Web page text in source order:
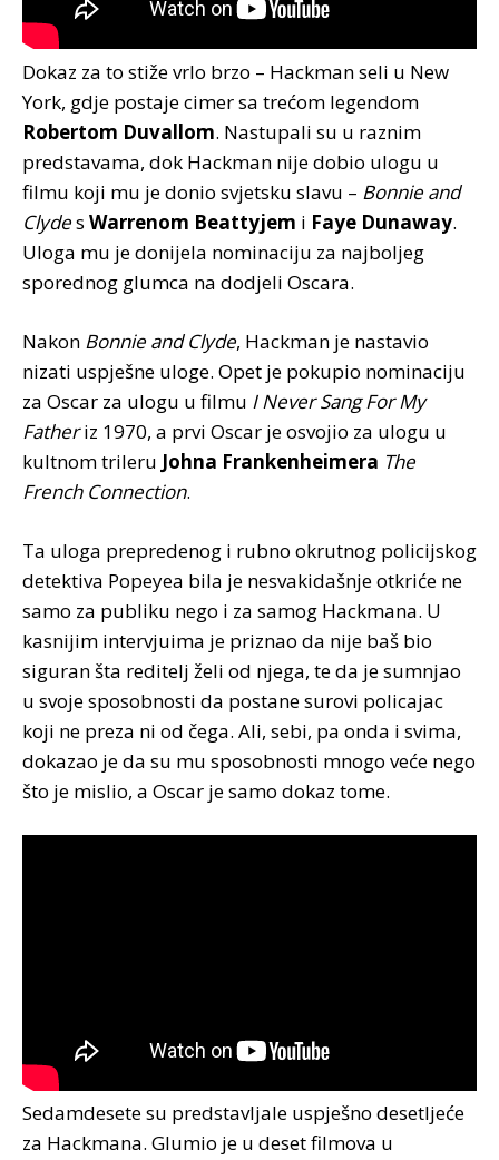
Dokaz za to stiže vrlo brzo – Hackman seli u New
York, gdje postaje cimer sa trećom legendom
Robertom Duvallom. Nastupali su u raznim
predstavama, dok Hackman nije dobio ulogu u
filmu koji mu je donio svjetsku slavu – Bonnie and
Clydes Warrenom Beattyjem i Faye Dunaway.
Uloga mu je donijela nominaciju za najboljeg
sporednog glumca na dodjeli Oscara.
Nakon Bonnie and Clyde, Hackman je nastavio
nizati uspješne uloge. Opet je pokupio nominaciju
za Oscar za ulogu u filmu I Never Sang For My
Fatheriz 1970, a prvi Oscar je osvojio za ulogu u
kultnom trileru Johna Frankenheimera The
French Connection.
Ta uloga prepredenog i rubno okrutnog policijskog
detektiva Popeyea bila je nesvakidašnje otkriće ne
samo za publiku nego i za samog Hackmana. U
kasnijim intervjuima je priznao da nije baš bio
siguran šta reditelj želi od njega, te da je sumnjao
u svoje sposobnosti da postane surovi policajac
koji ne preza ni od čega. Ali, sebi, pa onda i svima,
dokazao je da su mu sposobnosti mnogo veće nego
što je mislio, a Oscar je samo dokaz tome.
Sedamdesete su predstavljale uspješno desetljeće
za Hackmana. Glumio je u deset filmova u